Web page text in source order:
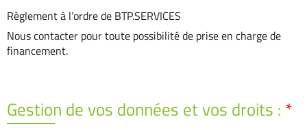
Règlement à l’ordre de BTP.SERVICES
Nous contacter pour toute possibilité de prise en charge de
financement.
Gestion de vos données et vos droits : *